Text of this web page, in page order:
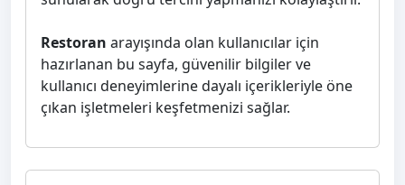
Restoran arayışında olan kullanıcılar için
hazırlanan bu sayfa, güvenilir bilgiler ve
kullanıcı deneyimlerine dayalı içerikleriyle öne
çıkan işletmeleri keşfetmenizi sağlar.